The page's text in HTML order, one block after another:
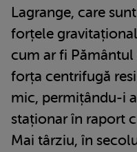
Lagrange, care
forțele
cum ar fi Pământul
forța centrifugă
mic, permițându-i
staționar în raport
Mai târziu, în